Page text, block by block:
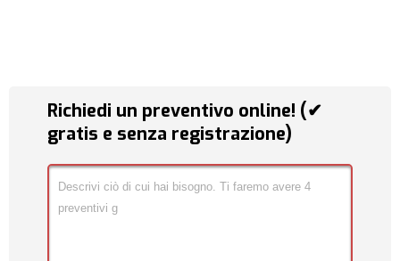
Richiedi un preventivo online! (✔
gratis e senza registrazione)